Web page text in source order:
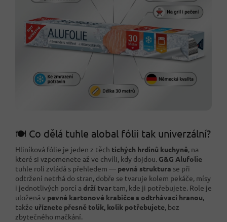
🍽️ Co dělá tuhle alobal fólii tak univerzální?
Hliníková fólie je jeden z těch tichých hrdinů kuchyně, na
které si vzpomenete až ve chvíli, kdy dojdou. G&G Alufolie
tuhle roli zvládá s přehledem — pevná struktura se při
odtržení netrhá do stran, dobře se tvaruje kolem pekáče, mísy
i jednotlivých porcí a drží tvar tam, kde ji potřebujete. Role je
uložená v pevné kartonové krabičce s odtrhávací hranou,
takže uříznete přesně tolik, kolik potřebujete, bez
zbytečného mačkání.